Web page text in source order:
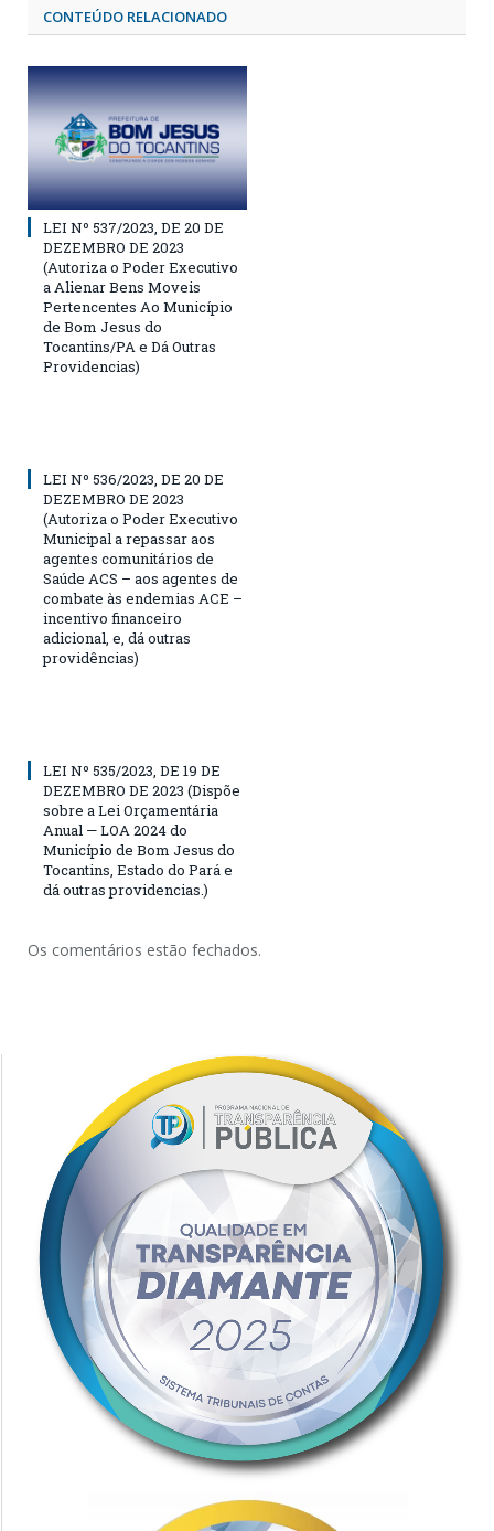
CONTEÚDO RELACIONADO
LEI Nº 537/2023, DE 20 DE
DEZEMBRO DE 2023
(Autoriza o Poder Executivo
a Alienar Bens Moveis
Pertencentes Ao Município
de Bom Jesus do
Tocantins/PA e Dá Outras
Providencias)
LEI Nº 536/2023, DE 20 DE
DEZEMBRO DE 2023
(Autoriza o Poder Executivo
Municipal a repassar aos
agentes comunitários de
Saúde ACS – aos agentes de
combate às endemias ACE –
incentivo financeiro
adicional, e, dá outras
providências)
LEI Nº 535/2023, DE 19 DE
DEZEMBRO DE 2023 (Dispõe
sobre a Lei Orçamentária
Anual — LOA 2024 do
Município de Bom Jesus do
Tocantins, Estado do Pará e
dá outras providencias.)
Os comentários estão fechados.